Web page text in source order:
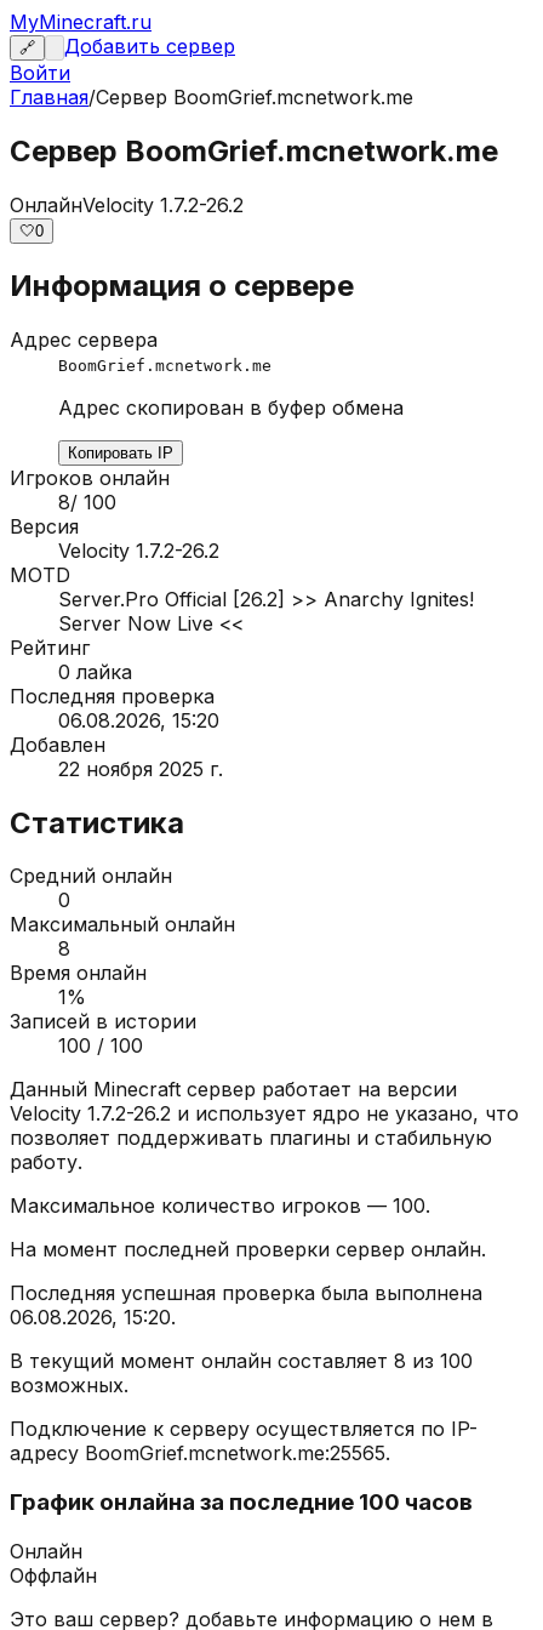
MyMinecraft.ru
🔗
Добавить сервер
Войти
Главная/Сервер BoomGrief.mcnetwork.me
Сервер BoomGrief.mcnetwork.me
ОнлайнVelocity 1.7.2-26.2
🤍0
Информация о сервере
Адрес сервера
BoomGrief.mcnetwork.me
Адрес скопирован в буфер обмена
Копировать IP
Игроков онлайн
8/ 100
Версия
Velocity 1.7.2-26.2
MOTD
Server.Pro Official [26.2] >> Anarchy Ignites!
Server Now Live <<
Рейтинг
0 лайка
Последняя проверка
06.08.2026, 15:20
Добавлен
22 ноября 2025 г.
Статистика
Средний онлайн
0
Максимальный онлайн
8
Время онлайн
1%
Записей в истории
100 / 100
Данный Minecraft сервер работает на версии
Velocity 1.7.2-26.2 и использует ядро не указано, что
позволяет поддерживать плагины и стабильную
работу.
Максимальное количество игроков — 100.
На момент последней проверки сервер онлайн.
Последняя успешная проверка была выполнена
06.08.2026, 15:20.
В текущий момент онлайн составляет 8 из 100
возможных.
Подключение к серверу осуществляется по IP-
адресу BoomGrief.mcnetwork.me:25565.
График онлайна за последние 100 часов
Онлайн
Оффлайн
Это ваш сервер? добавьте информацию о нем в